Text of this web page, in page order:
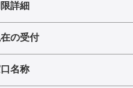
詳細
の受付
名称